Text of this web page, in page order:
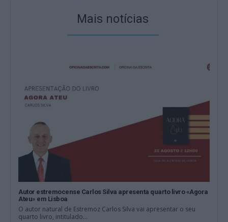
Mais notícias
Autor estremocense Carlos Silva apresenta quarto livro «Agora
Ateu» em Lisboa
O autor natural de Estremoz Carlos Silva vai apresentar o seu
quarto livro, intitulado...